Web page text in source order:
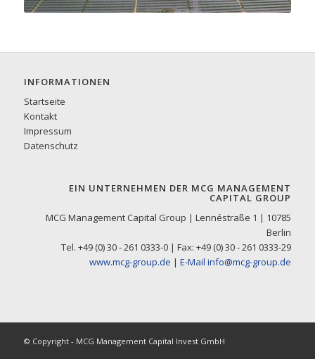
INFORMATIONEN
Startseite
Kontakt
Impressum
Datenschutz
EIN UNTERNEHMEN DER MCG MANAGEMENT
CAPITAL GROUP
MCG Management Capital Group | Lennéstraße 1 | 10785
Berlin
Tel. +49 (0) 30 - 261 0333-0 | Fax: +49 (0) 30 - 261 0333-29
www.mcg-group.de |E-Mail info@mcg-group.de
© Copyright - MCG Management Capital Invest GmbH